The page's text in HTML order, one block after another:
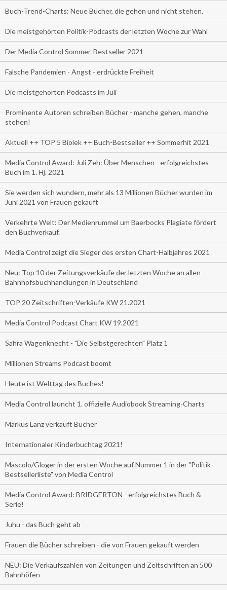
Buch-Trend-Charts: Neue Bücher, die gehen und nicht stehen.
Die meistgehörten Politik-Podcasts der letzten Woche zur Wahl
Der Media Control Sommer-Bestseller 2021
Falsche Pandemien - Angst - erdrückte Freiheit
Die meistgehörten Podcasts im Juli
Prominente Autoren schreiben Bücher - manche gehen, manche
stehen!
Aktuell ++ TOP 5 Biolek ++ Buch-Bestseller ++ Sommerhit 2021
Media Control Award: Juli Zeh: Über Menschen - erfolgreichstes
Buch im 1. Hj. 2021
Sie werden sich wundern, mehr als 13 Millionen Bücher wurden im
Juni 2021 von Frauen gekauft
Verkehrte Welt: Der Medienrummel um Baerbocks Plagiate fördert
den Buchverkauf.
Media Control zeigt die Sieger des ersten Chart-Halbjahres 2021
Neu: Top 10 der Zeitungsverkäufe der letzten Woche an allen
Bahnhofsbuchhandlungen in Deutschland
TOP 20 Zeitschriften-Verkäufe KW 21.2021
Media Control Podcast Chart KW 19.2021
Sahra Wagenknecht - "Die Selbstgerechten" Platz 1
Millionen Streams Podcast boomt
Heute ist Welttag des Buches!
Media Control launcht 1. offizielle Audiobook Streaming-Charts
Markus Lanz verkauft Bücher
Internationaler Kinderbuchtag 2021!
Mascolo/Gloger in der ersten Woche auf Nummer 1 in der "Politik-
Bestsellerliste" von Media Control
Media Control Award: BRIDGERTON - erfolgreichstes Buch &
Serie!
Juhu - das Buch geht ab
Frauen die Bücher schreiben - die von Frauen gekauft werden
NEU: Die Verkaufszahlen von Zeitungen und Zeitschriften an 500
Bahnhöfen